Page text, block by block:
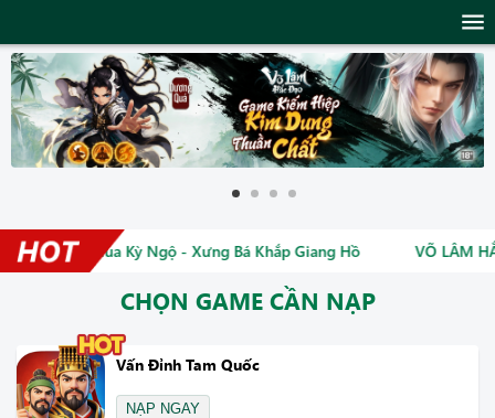
menu
- Bạc Khóa Mua Kỳ Ngộ - Xưng Bá Khắp Giang Hồ VÕ LÂM
CHỌN GAME CẦN NẠP
Vấn Đỉnh Tam Quốc
NẠP NGAY